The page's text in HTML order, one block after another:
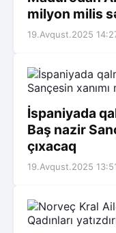
milyon milis
19.Avqust.2025
İspaniyada
Baş nazir
çıxacaq
19.Avqust.2025